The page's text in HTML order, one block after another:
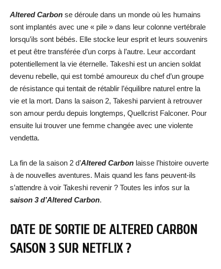
Altered Carbon se déroule dans un monde où les humains
sont implantés avec une « pile » dans leur colonne vertébrale
lorsqu’ils sont bébés. Elle stocke leur esprit et leurs souvenirs
et peut être transférée d’un corps à l’autre. Leur accordant
potentiellement la vie éternelle. Takeshi est un ancien soldat
devenu rebelle, qui est tombé amoureux du chef d’un groupe
de résistance qui tentait de rétablir l’équilibre naturel entre la
vie et la mort. Dans la saison 2, Takeshi parvient à retrouver
son amour perdu depuis longtemps, Quellcrist Falconer. Pour
ensuite lui trouver une femme changée avec une violente
vendetta.
La fin de la saison 2 d’Altered Carbon laisse l’histoire ouverte
à de nouvelles aventures. Mais quand les fans peuvent-ils
s’attendre à voir Takeshi revenir ? Toutes les infos sur la
saison 3 d’Altered Carbon.
DATE DE SORTIE DE ALTERED CARBON
SAISON 3 SUR NETFLIX ?